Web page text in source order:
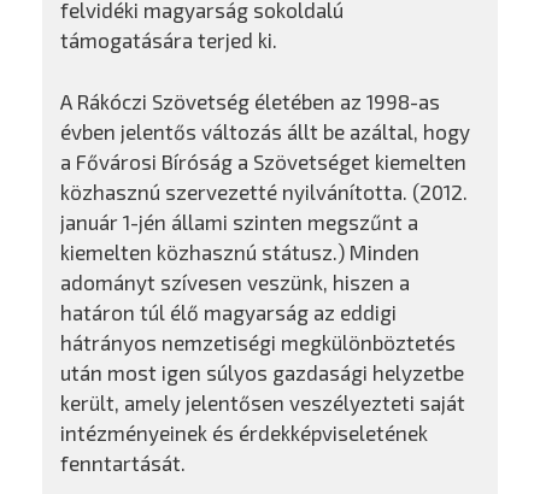
felvidéki magyarság sokoldalú
támogatására terjed ki.
A Rákóczi Szövetség életében az 1998-as
évben jelentős változás állt be azáltal, hogy
a Fővárosi Bíróság a Szövetséget kiemelten
közhasznú szervezetté nyilvánította. (2012.
január 1-jén állami szinten megszűnt a
kiemelten közhasznú státusz.) Minden
adományt szívesen veszünk, hiszen a
határon túl élő magyarság az eddigi
hátrányos nemzetiségi megkülönböztetés
után most igen súlyos gazdasági helyzetbe
került, amely jelentősen veszélyezteti saját
intézményeinek és érdekképviseletének
fenntartását.